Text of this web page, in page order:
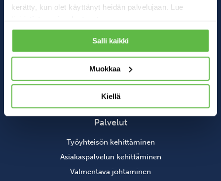
kerätty, kun olet käyttänyt heidän palvelujaan. Lue
lisäätietosuojaselosteestamme.
Salli kaikki
Muokkaa
Kiellä
Asiakaspalvelu
info@valmennustalovirta.fi
Torikatu 52 A 11
90100 Oulu
Palvelut
Työyhteisön kehittäminen
Asiakaspalvelun kehittäminen
Valmentava johtaminen